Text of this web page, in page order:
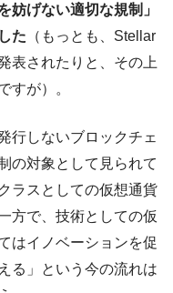
妨げない適切な規制」
た （もっとも、Stellar
表されたりと、その上
すが）。
行しないブロックチェ
の対象として見られて
ラスとしての仮想通貨
方で、技術としての仮
はイノベーションを促
る」という今の流れは